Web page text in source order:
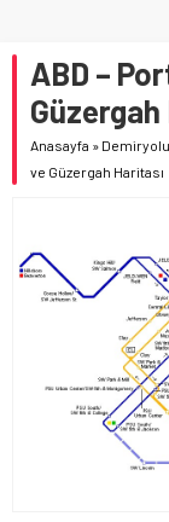
ABD –
Güzergah
Anasayfa »
ve Güzergah Haritası